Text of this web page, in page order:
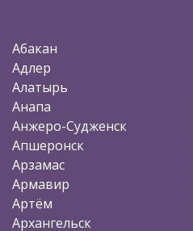
Абакан
Адлер
Алатырь
Анапа
Анжеро-Судженск
Апшеронск
Арзамас
Армавир
Артём
Архангельск